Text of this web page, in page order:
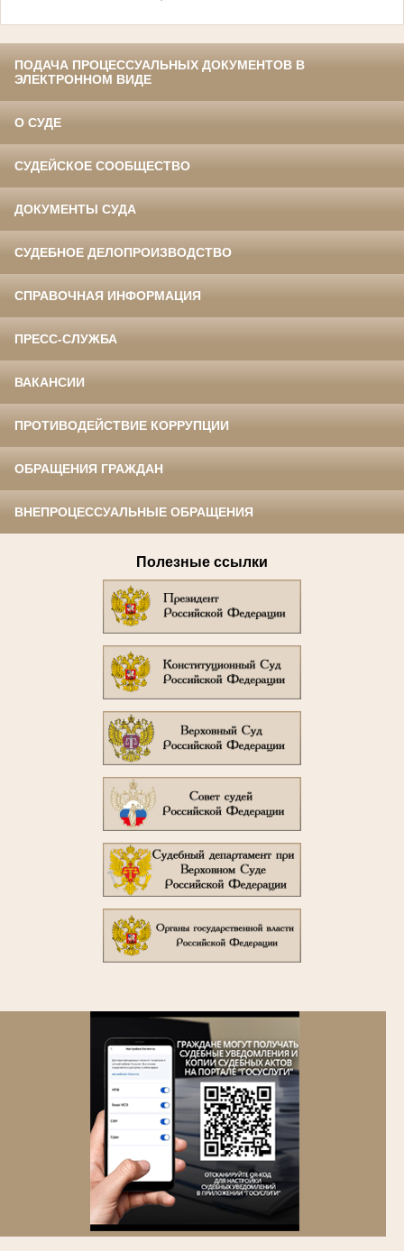
ПОДАЧА ПРОЦЕССУАЛЬНЫХ ДОКУМЕНТОВ В
ЭЛЕКТРОННОМ ВИДЕ
О СУДЕ
СУДЕЙСКОЕ СООБЩЕСТВО
ДОКУМЕНТЫ СУДА
СУДЕБНОЕ ДЕЛОПРОИЗВОДСТВО
СПРАВОЧНАЯ ИНФОРМАЦИЯ
ПРЕСС-СЛУЖБА
ВАКАНСИИ
ПРОТИВОДЕЙСТВИЕ КОРРУПЦИИ
ОБРАЩЕНИЯ ГРАЖДАН
ВНЕПРОЦЕССУАЛЬНЫЕ ОБРАЩЕНИЯ
Полезные ссылки